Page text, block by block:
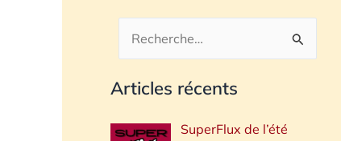
c
h
Articles récents
SuperFlux de l’été